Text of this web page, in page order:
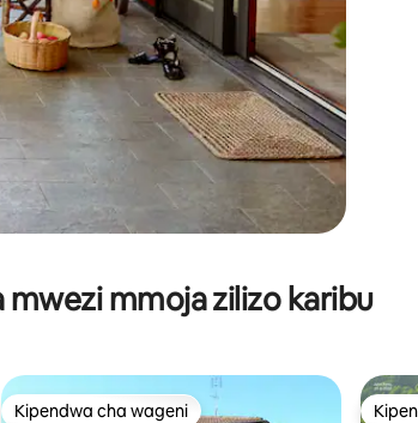
mwezi mmoja zilizo karibu
Kipendwa cha wageni